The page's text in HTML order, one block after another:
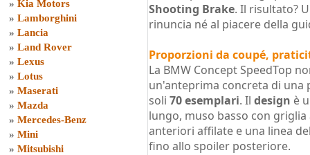
» Kia Motors
» Lamborghini
» Lancia
» Land Rover
» Lexus
» Lotus
» Maserati
» Mazda
» Mercedes-Benz
» Mini
» Mitsubishi
Shooting Brake. Il risultato?
rinuncia né al piacere della
Proporzioni da coupé,
La BMW Concept SpeedTop
un'anteprima concreta di una
soli 70 esemplari. Il design è
lungo, muso basso con
anteriori affilate e una linea
fino allo spoiler posteriore.